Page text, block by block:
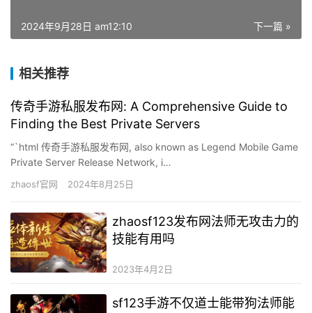
下一篇 »
2024年9月28日 am12:10
相关推荐
传奇手游私服发布网: A Comprehensive Guide to
Finding the Best Private Servers
“`html 传奇手游私服发布网, also known as Legend Mobile Game
Private Server Release Network, i…
zhaosf官网 2024年8月25日
zhaosf123发布网法师无攻击力的
技能有用吗
2023年4月2日
sf123手游不仅道士能带狗法师能